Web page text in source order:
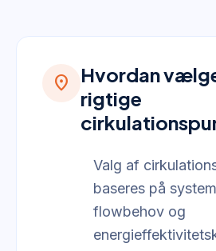
location_on
Hvordan
rigtige
Valg af
baseres på
flowbehov og